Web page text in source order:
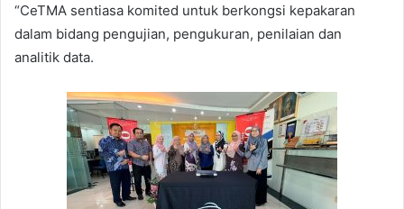
“CeTMA sentiasa komited untuk berkongsi kepakaran
dalam bidang pengujian, pengukuran, penilaian dan
analitik data.